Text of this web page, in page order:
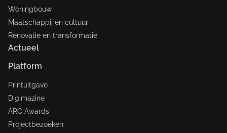
Woningbouw
Maatschappij en cultuur
Renovatie en transformatie
Actueel
Platform
Printuitgave
Digimazine
ARC Awards
Projectbezoeken